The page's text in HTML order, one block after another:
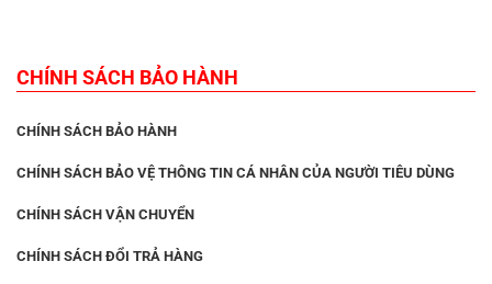
CHÍNH SÁCH BẢO HÀNH
CHÍNH SÁCH BẢO HÀNH
CHÍNH SÁCH BẢO VỆ THÔNG TIN CÁ NHÂN CỦA NGƯỜI TIÊU DÙNG
CHÍNH SÁCH VẬN CHUYỂN
CHÍNH SÁCH ĐỔI TRẢ HÀNG